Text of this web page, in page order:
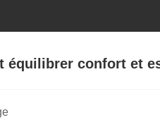
équilibrer confort et